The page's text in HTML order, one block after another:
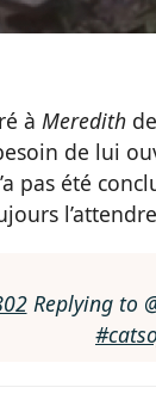
à Meredith
de lui
pas été
Replying to